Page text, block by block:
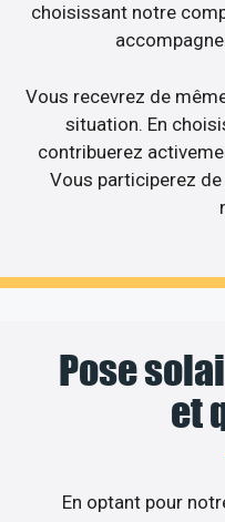
choisissant notre
Vous recevrez de
situation. En
contribuerez
Vous participerez
Pose
et
En optant pour